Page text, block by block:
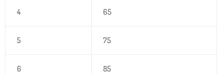
4 65
5 75
6 85